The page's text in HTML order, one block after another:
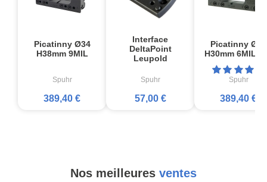
Picatinny Ø34
H38mm 9MIL
Spuhr
389,40 €
Interface
DeltaPoint
Leupold
Spuhr
57,00 €
Picatinny Ø30
H30mm 6MIL
Spuhr
389,40 €
Nos meilleures ventes